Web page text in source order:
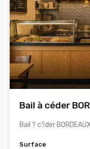
Bail à céder
Bail ? c?der
Surface